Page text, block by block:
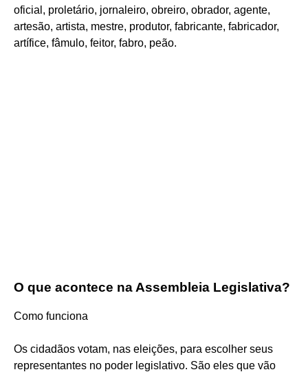
oficial, proletário, jornaleiro, obreiro, obrador, agente,
artesão, artista, mestre, produtor, fabricante, fabricador,
artífice, fâmulo, feitor, fabro, peão.
O que acontece na Assembleia Legislativa?
Como funciona
Os cidadãos votam, nas eleições, para escolher seus
representantes no poder legislativo. São eles que vão